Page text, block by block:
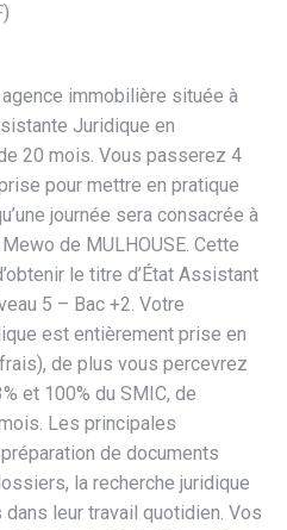
immobilière située à
Juridique en
20 mois. Vous passerez 4
pour mettre en pratique
journée sera consacrée à
de MULHOUSE. Cette
le titre d’État Assistant
5 – Bac +2. Votre
est entièrement prise en
de plus vous percevrez
et 100% du SMIC, de
Les principales
de documents
la recherche juridique
leur travail quotidien. Vos